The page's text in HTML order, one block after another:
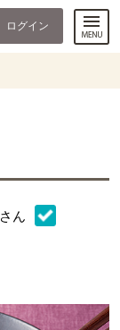
ログイン
さん